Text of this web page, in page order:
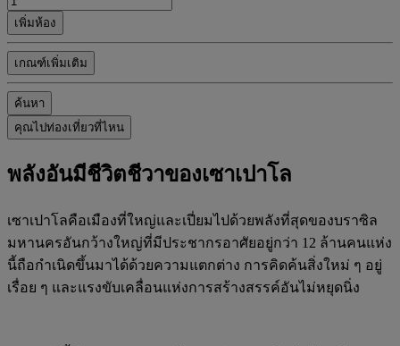
เพิ่มห้อง
เกณฑ์เพิ่มเติม
ค้นหา
คุณไปท่องเที่ยวที่ไหน
พลังอันมีชีวิตชีวาของเซาเปาโล
เซาเปาโลคือเมืองที่ใหญ่และเปี่ยมไปด้วยพลังที่สุดของบราซิล
มหานครอันกว้างใหญ่ที่มีประชากรอาศัยอยู่กว่า 12 ล้านคนแห่ง
นี้ถือกำเนิดขึ้นมาได้ด้วยความแตกต่าง การคิดค้นสิ่งใหม่ ๆ อยู่
เรื่อย ๆ และแรงขับเคลื่อนแห่งการสร้างสรรค์อันไม่หยุดนิ่ง